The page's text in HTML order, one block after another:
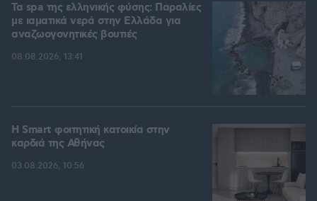
Τα spa της ελληνικής φύσης: Παραλίες
με ιαματικά νερά στην Ελλάδα για
αναζωογονητικές βουτιές
08.08.2026, 13:41
Η Smart φοιτητική κατοικία στην
καρδιά της Αθήνας
03.08.2026, 10:56